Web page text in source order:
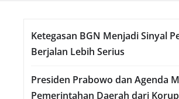
Ketegasan BGN Menjadi Sinyal
Berjalan Lebih Serius
Presiden Prabowo dan Agenda
Pemerintahan Daerah dari